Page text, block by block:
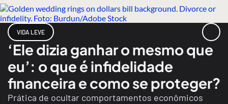
VIDA LEVE
‘Ele dizia ganhar o mesmo que
eu’: o que é infidelidade
financeira e como se proteger?
Prática de ocultar comportamentos econômicos